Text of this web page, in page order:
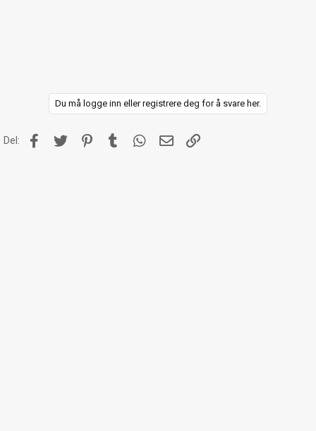
Du må logge inn eller registrere deg for å svare her.
Del: Facebook
Twitter PinterestTumblr WhatsApp
E-postLink